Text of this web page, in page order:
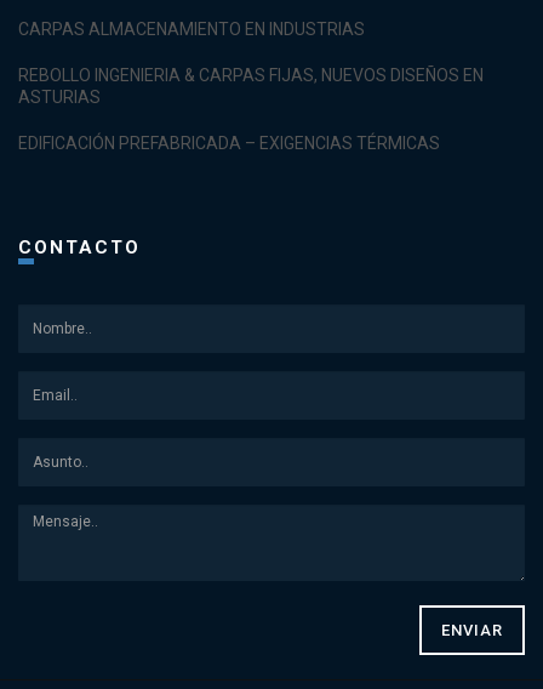
CARPAS ALMACENAMIENTO EN INDUSTRIAS
REBOLLO INGENIERIA & CARPAS FIJAS, NUEVOS DISEÑOS EN
ASTURIAS
EDIFICACIÓN PREFABRICADA – EXIGENCIAS TÉRMICAS
CONTACTO